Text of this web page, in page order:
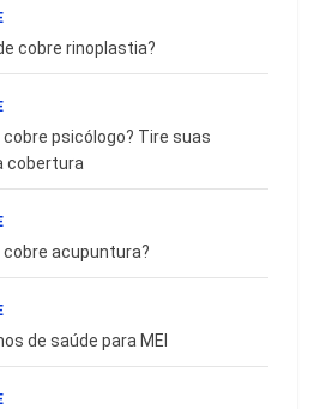
cobre rinoplastia?
cobre psicólogo? Tire suas
cobertura
cobre acupuntura?
de saúde para MEI